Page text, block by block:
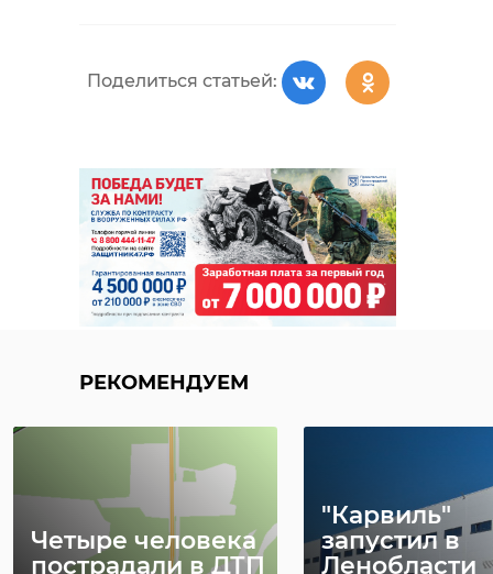
Поделиться статьей:
РЕКОМЕНДУЕМ
Четыре человека
пострадали в ДТП
"Карвиль"
запустил в
Ленобласти